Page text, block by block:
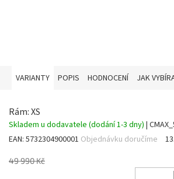
VARIANTY POPIS HODNOCENÍ JAK
Rám: XS
Skladem u dodavatele (dodání 1-3 dny) |
EAN: 5732304900001 Objednávku doručíme
49 990 Kč